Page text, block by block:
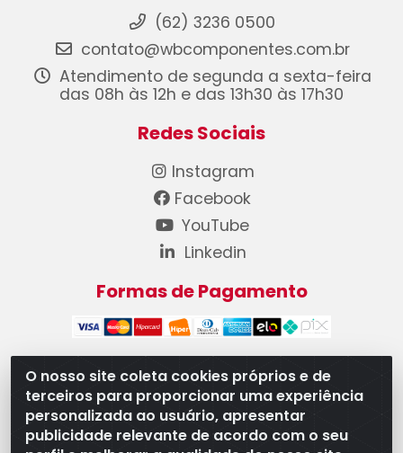
O nosso site coleta cookies próprios e de
terceiros para proporcionar uma experiência
personalizada ao usuário, apresentar
publicidade relevante de acordo com o seu
(62) 3236 0500
contato@wbcomponentes.com.br
Atendimento de segunda a sexta-feira
das 08h às 12h e das 13h30 às 17h30
Redes Sociais
Instagram
Facebook
YouTube
Linkedin
Formas de Pagamento
WB Componentes Automotivos LTDA - CNPJ
08.528.393/0001-12 - Rua do Níquel, 667 - Parque
Oeste Industrial, Goiânia/GO - CEP 74375-660